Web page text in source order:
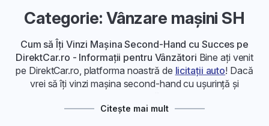
Categorie: Vânzare maşini SH
Cum să Îți Vinzi Mașina Second-Hand cu Succes pe
DirektCar.ro - Informații pentru Vânzători Bine ați venit
pe DirektCar.ro, platforma noastră de licitații auto! Dacă
vrei să îți vinzi mașina second-hand cu ușurință și
complete în mai multe articole. Află pașii esențiali pentru
Citește mai mult